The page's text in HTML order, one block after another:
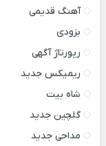
آهنگ قدیمی
بزودی
رپورتاژ آگهی
ریمیکس جدید
شاه بیت
گلچین جدید
مداحی جدید